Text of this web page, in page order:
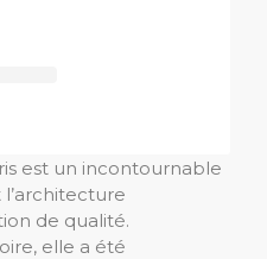
est un incontournable
de qualité.
elle a été